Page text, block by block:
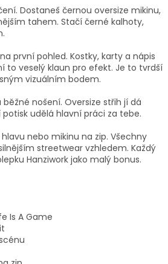
Dostaneš černou oversize mikinu,
tahem. Stačí černé kalhoty,
první pohled. Kostky, karty a nápis
to veselý klaun pro efekt. Je to tvrdší
vizuálním bodem.
nošení. Oversize střih jí dá
udělá hlavní práci za tebe.
nebo mikinu na zip. Všechny
streetwear vzhledem. Každý
Hanziwork jako malý bonus.
Is A Game